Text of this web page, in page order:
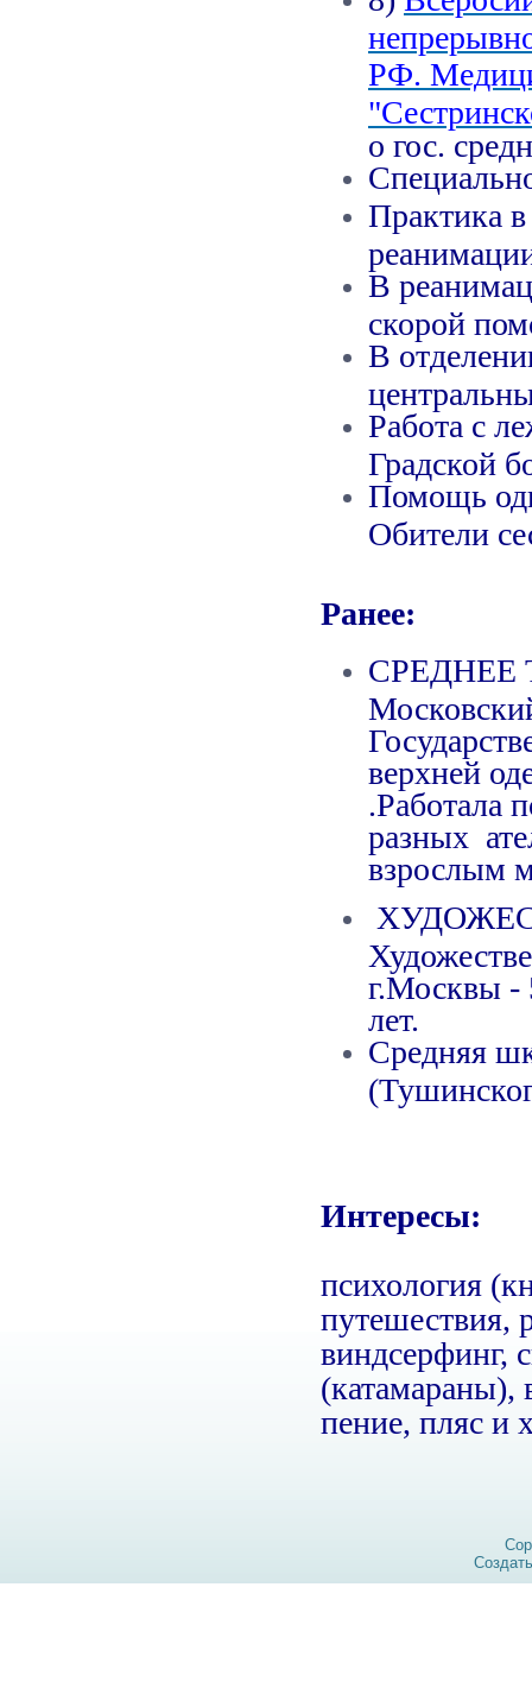
РФ.
о гос.
Практика
В
скорой
В
Работа с
Градской
Помощь
Обители
Ранее:
СРЕДНЕЕ
верхней
.Работала
разных
взрослым
г.Москвы -
лет.
Средняя
Интересы:
психология
путешествия,
виндсерфинг,
(катамараны),
пение, пляс и